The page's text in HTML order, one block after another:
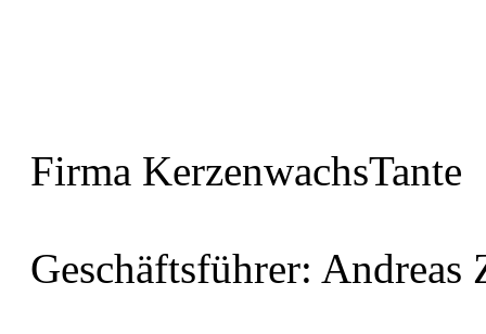
Firma KerzenwachsTante
Geschäftsführer: Andreas